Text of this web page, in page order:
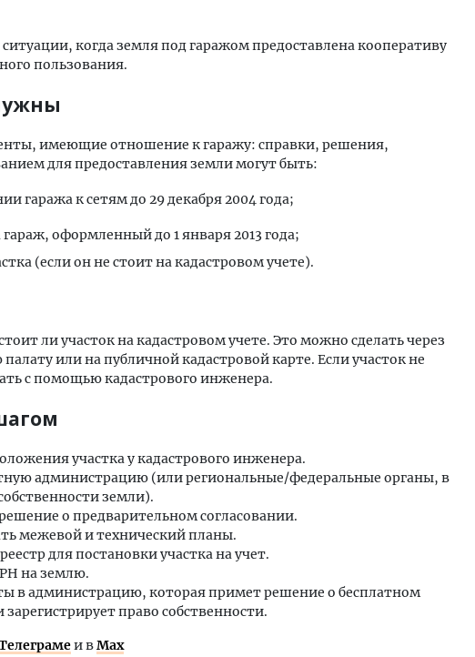
когда земля под гаражом предоставлена кооперативу
пользования.
имеющие отношение к гаражу: справки, решения,
для предоставления земли могут быть:
гаража к сетям до 29 декабря 2004 года;
оформленный до 1 января 2013 года;
(если он не стоит на кадастровом учете).
ли участок на кадастровом учете. Это можно сделать через
или на публичной кадастровой карте. Если участок не
с помощью кадастрового инженера.
участка у кадастрового инженера.
администрацию (или региональные/федеральные органы, в
земли).
о предварительном согласовании.
межевой и технический планы.
для постановки участка на учет.
на землю.
в администрацию, которая примет решение о бесплатном
право собственности.
и вMax